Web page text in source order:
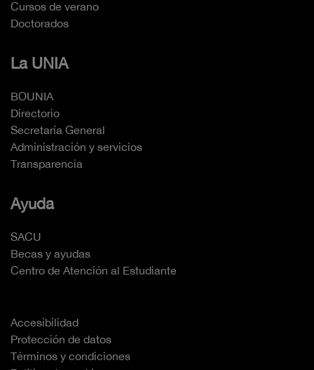
Cursos de verano
Doctorados
La UNIA
BOUNIA
Directorio
Secretaría General
Administración y servicios
Transparencia
Ayuda
SACU
Becas y ayudas
Centro de Atención al Estudiante
Accesibilidad
Protección de datos
Términos y condiciones